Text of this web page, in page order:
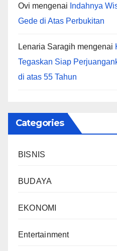
Ovi mengenai Indahnya
Gede di Atas Perbukitan
Lenaria Saragih mengenai
Tegaskan Siap
di atas 55 Tahun
Categories
BISNIS
BUDAYA
EKONOMI
Entertainment